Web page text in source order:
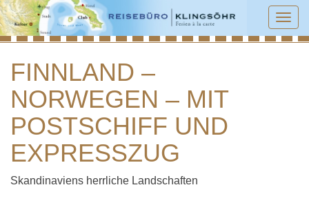
FINNLAND – NORWEGEN – MIT
POSTSCHIFF UND EXPRESSZUG
FINNLAND –
NORWEGEN – MIT
POSTSCHIFF UND
EXPRESSZUG
Skandinaviens herrliche Landschaften